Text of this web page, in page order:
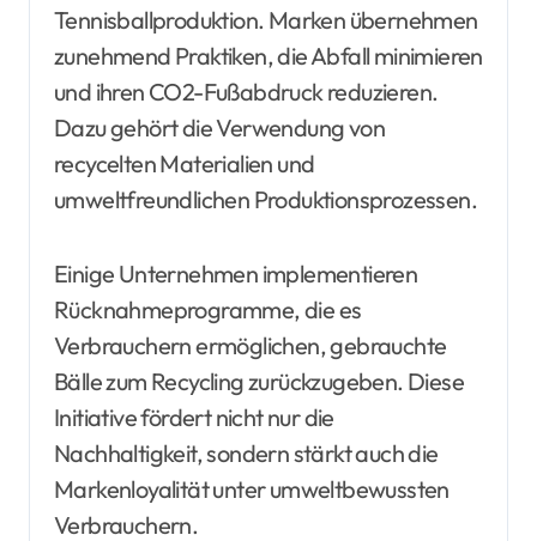
Tennisballproduktion. Marken übernehmen
zunehmend Praktiken, die Abfall minimieren
und ihren CO2-Fußabdruck reduzieren.
Dazu gehört die Verwendung von
recycelten Materialien und
umweltfreundlichen Produktionsprozessen.
Einige Unternehmen implementieren
Rücknahmeprogramme, die es
Verbrauchern ermöglichen, gebrauchte
Bälle zum Recycling zurückzugeben. Diese
Initiative fördert nicht nur die
Nachhaltigkeit, sondern stärkt auch die
Markenloyalität unter umweltbewussten
Verbrauchern.